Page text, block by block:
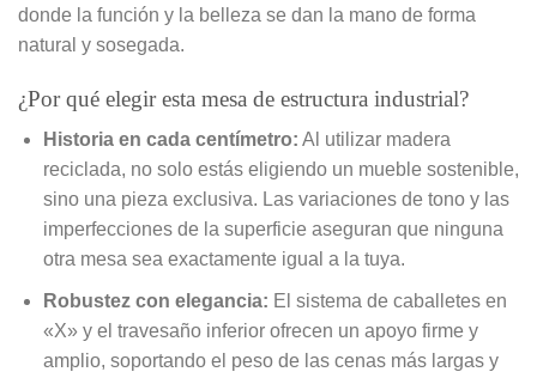
donde la función y la belleza se dan la mano de forma
natural y sosegada.
¿Por qué elegir esta mesa de estructura industrial?
Historia en cada centímetro: Al utilizar madera
reciclada, no solo estás eligiendo un mueble sostenible,
sino una pieza exclusiva. Las variaciones de tono y las
imperfecciones de la superficie aseguran que ninguna
otra mesa sea exactamente igual a la tuya.
Robustez con elegancia: El sistema de caballetes en
«X» y el travesaño inferior ofrecen un apoyo firme y
amplio, soportando el peso de las cenas más largas y